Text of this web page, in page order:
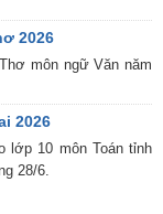
2026
môn ngữ Văn năm
2026
lớp 10 môn Toán tỉnh
28/6.